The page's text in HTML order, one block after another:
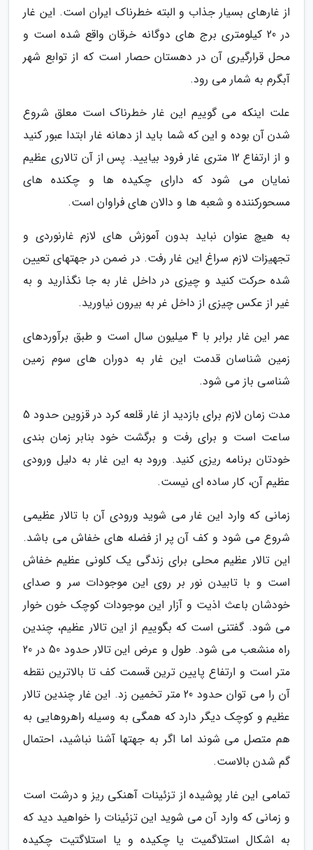
از غارهای بسیار جذاب و البته خطرناک ایران است. این غار
در 20 کیلومتری برج های دوگانه خرقان واقع شده است و
محل قرارگیری آن در دهستان حصار است که از توابع شهر
آبگرم به شمار می رود.
علت اینکه می گوییم این غار خطرناک است معلق شروع
شدن آن بوده و این که شما باید از دهانه غار ابتدا عبور کنید
و از ارتفاع 12 متری غار فرود بیایید. پس از آن تالاری عظیم
نمایان می شود که دارای چکیده ها و چکنده های
مسحورکننده و شعبه ها و دالان های فراوان است.
به هیچ عنوان نباید بدون آموزش های لازم غارنوردی و
تجهیزات لازم سراغ این غار رفت. در ضمن در جهتهای تعیین
شده حرکت کنید و چیزی در داخل غار به جا نگذارید و به
غیر از عکس چیزی از داخل غر به بیرون نیاورید.
عمر این غار برابر با 4 میلیون سال است و طبق برآوردهای
زمین شناسان قدمت این غار به دوران های سوم زمین
شناسی باز می شود.
مدت زمان لازم برای بازدید از غار قلعه کرد در قزوین حدود 5
ساعت است و برای رفت و برگشت خود بنابر زمان بندی
خودتان برنامه ریزی کنید. ورود به این غار به دلیل ورودی
عظیم آن، کار ساده ای نیست.
زمانی که وارد این غار می شوید ورودی آن با تالار عظیمی
شروع می شود و کف آن پر از فضله های خفاش می باشد.
این تالار عظیم محلی برای زندگی یک کلونی عظیم خفاش
است و با تابیدن نور بر روی این موجودات سر و صدای
خودشان باعث اذیت و آزار این موجودات کوچک خون خوار
می شود. گفتنی است که بگوییم از این تالار عظیم، چندین
راه منشعب می شود. طول و عرض این تالار حدود 50 در 20
متر است و ارتفاع پایین ترین قسمت کف تا بالاترین نقطه
آن را می توان حدود 20 متر تخمین زد. این غار چندین تالار
عظیم و کوچک دیگر دارد که همگی به وسیله راهروهایی به
هم متصل می شوند اما اگر به جهتها آشنا نباشید، احتمال
گم شدن بالاست.
تمامی این غار پوشیده از تزئینات آهنکی ریز و درشت است
و زمانی که وارد آن می شوید این تزئینات را خواهید دید که
به اشکال استلاگمیت یا چکیده و یا استلاگتیت چکیده